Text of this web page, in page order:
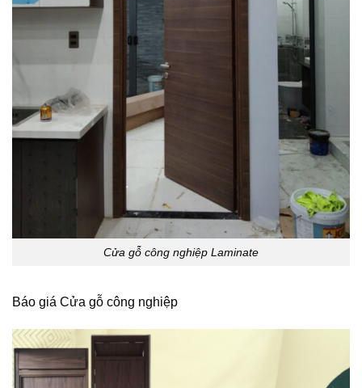
Cửa gỗ công nghiệp Laminate
Báo giá Cửa gỗ công nghiệp